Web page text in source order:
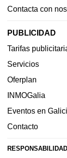
Contacta con
PUBLICIDAD
Tarifas
Servicios
Oferplan
INMOGalia
Eventos en
Contacto